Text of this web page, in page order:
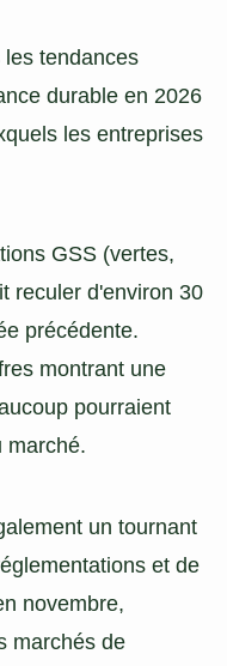
tendances
durable en 2026
les entreprises
GSS (vertes,
reculer d'environ 30
précédente.
montrant une
pourraient
marché.
un tournant
et de
novembre,
marchés de